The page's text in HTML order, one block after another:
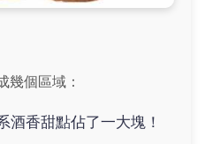
幾個區域：
酒香甜點佔了一大塊！